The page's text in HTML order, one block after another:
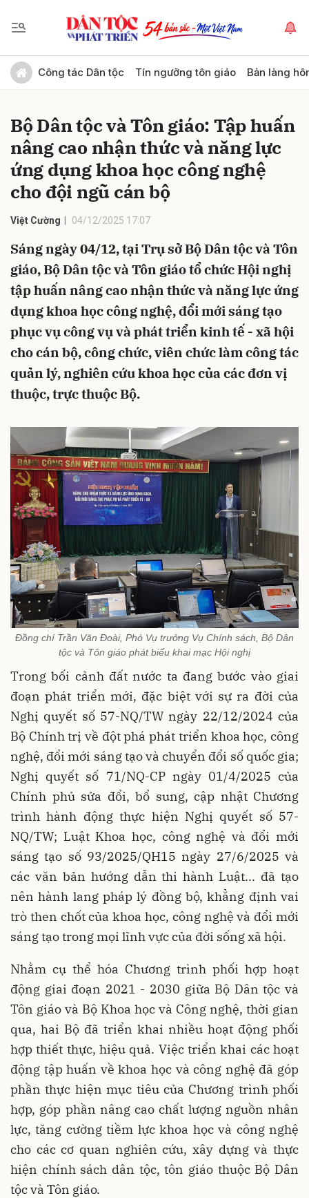
Công tác Dân tộc Tín ngưỡng tôn giáo Bản làng
Bộ Dân tộc và Tôn giáo: Tập huấn
nâng cao nhận thức và năng lực
ứng dụng khoa học công nghệ
cho đội ngũ cán bộ
Việt Cường 04/12/2025 17:07
Sáng ngày 04/12, tại Trụ sở Bộ Dân tộc và Tôn
giáo, Bộ Dân tộc và Tôn giáo tổ chức Hội nghị
tập huấn nâng cao nhận thức và năng lực ứng
dụng khoa học công nghệ, đổi mới sáng tạo
phục vụ công vụ và phát triển kinh tế - xã hội
cho cán bộ, công chức, viên chức làm công tác
quản lý, nghiên cứu khoa học của các đơn vị
thuộc, trực thuộc Bộ.
Đồng chí Trần Văn Đoài, Phó Vụ trưởng Vụ Chính sách, Bộ Dân
tộc và Tôn giáo phát biểu khai mạc Hội nghị
Trong bối cảnh đất nước ta đang bước vào giai
đoạn phát triển mới, đặc biệt với sự ra đời của
Nghị quyết số 57-NQ/TW ngày 22/12/2024 của
Bộ Chính trị về đột phá phát triển khoa học, công
nghệ, đổi mới sáng tạo và chuyển đổi số quốc gia;
Nghị quyết số 71/NQ-CP ngày 01/4/2025 của
Chính phủ sửa đổi, bổ sung, cập nhật Chương
trình hành động thực hiện Nghị quyết số 57-
NQ/TW; Luật Khoa học, công nghệ và đổi mới
sáng tạo số 93/2025/QH15 ngày 27/6/2025 và
các văn bản hướng dẫn thi hành Luật... đã tạo
nên hành lang pháp lý đồng bộ, khẳng định vai
trò then chốt của khoa học, công nghệ và đổi mới
sáng tạo trong mọi lĩnh vực của đời sống xã hội.
Nhằm cụ thể hóa Chương trình phối hợp hoạt
động giai đoạn 2021 - 2030 giữa Bộ Dân tộc và
Tôn giáo và Bộ Khoa học và Công nghệ, thời gian
qua, hai Bộ đã triển khai nhiều hoạt động phối
hợp thiết thực, hiệu quả. Việc triển khai các hoạt
động tập huấn về khoa học và công nghệ đã góp
phần thực hiện mục tiêu của Chương trình phối
hợp, góp phần nâng cao chất lượng nguồn nhân
lực, tăng cường tiềm lực khoa học và công nghệ
cho các cơ quan nghiên cứu, xây dựng và thực
hiện chính sách dân tộc, tôn giáo thuộc Bộ Dân
tộc và Tôn giáo.
Gửi bình luận